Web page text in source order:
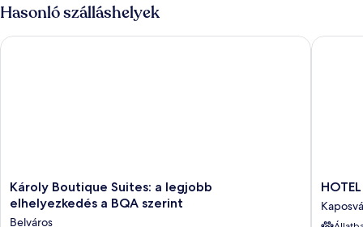
Hasonló szálláshelyek
Károly
Boutique
Suites:
Károly Boutique Suites: a legjobb
elhelyezkedés a BQA szerint
Belváros
Károly Boutique Suites: a legjobb elhelyezkedés a BQA szerint
HOTEL
KAPOS
HOTEL